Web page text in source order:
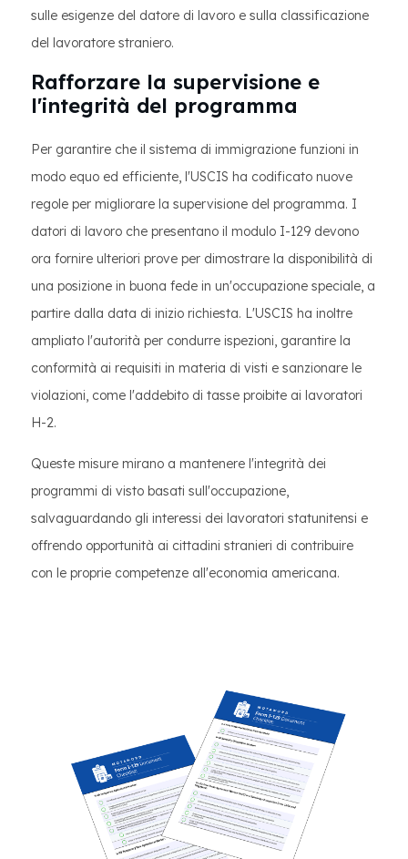
sulle esigenze del datore di lavoro e sulla classificazione
del lavoratore straniero.
Rafforzare la supervisione e
l'integrità del programma
Per garantire che il sistema di immigrazione funzioni in
modo equo ed efficiente, l'USCIS ha codificato nuove
regole per migliorare la supervisione del programma. I
datori di lavoro che presentano il modulo I-129 devono
ora fornire ulteriori prove per dimostrare la disponibilità di
una posizione in buona fede in un'occupazione speciale, a
partire dalla data di inizio richiesta. L'USCIS ha inoltre
ampliato l'autorità per condurre ispezioni, garantire la
conformità ai requisiti in materia di visti e sanzionare le
violazioni, come l'addebito di tasse proibite ai lavoratori
H-2.
Queste misure mirano a mantenere l'integrità dei
programmi di visto basati sull'occupazione,
salvaguardando gli interessi dei lavoratori statunitensi e
offrendo opportunità ai cittadini stranieri di contribuire
con le proprie competenze all'economia americana.